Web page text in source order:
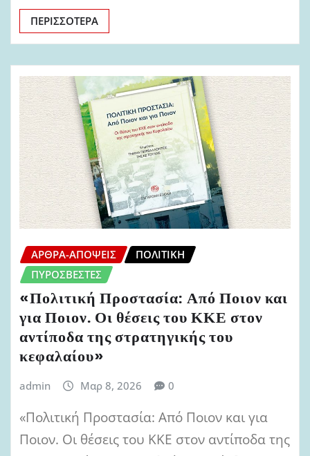
ΠΕΡΙΣΣΌΤΕΡΑ
ΆΡΘΡΑ-ΑΠΌΨΕΙΣ
ΠΟΛΙΤΙΚΉ
ΠΥΡΟΣΒΈΣΤΕΣ
«Πολιτική Προστασία: Από Ποιον και
για Ποιον. Οι θέσεις του ΚΚΕ στον
αντίποδα της στρατηγικής του
κεφαλαίου»
admin Μαρ 8, 2026 0
«Πολιτική Προστασία: Από Ποιον και για
Ποιον. Οι θέσεις του ΚΚΕ στον αντίποδα της